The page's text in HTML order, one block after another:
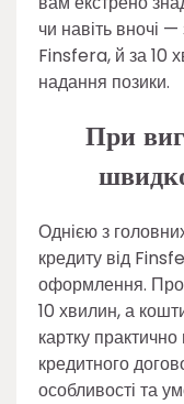
чи навіть вночі
Finsfera, й за 10
надання позики.
При
Однією з
кредиту від
оформлення.
10 хвилин, а
картку
кредитного
особливості та